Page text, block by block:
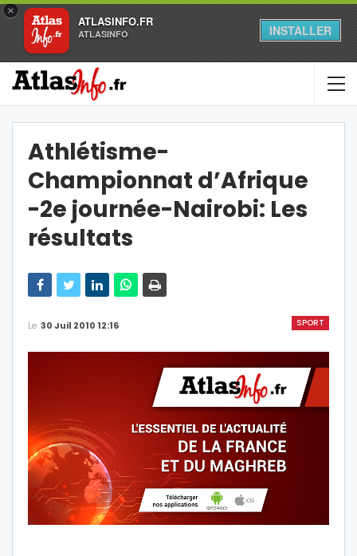
×
ATLASINFO.FR
ATLASINFO INSTALLER
Athlétisme-
Championnat d’Afrique
-2e journée-Nairobi: Les
résultats
SPORT
Le 30 Juil 2010 12:16